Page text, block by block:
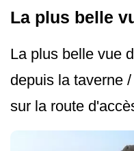
La plus belle
La plus belle vue
depuis la taverne
sur la route